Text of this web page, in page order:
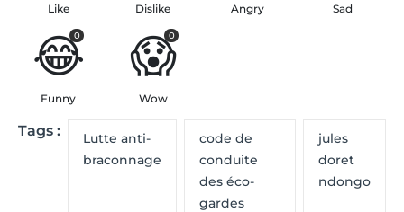
Like Dislike Angry Sad
😂
0
Funny
😱
0
Wow
Tags :
Lutte anti-
braconnage
code de
conduite
des éco-
gardes
jules
doret
ndongo